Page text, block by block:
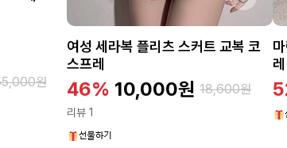
원
여성 세라복 플리츠 스커트 교복 코
스프레
46% 10,000원 18,600원
리뷰 1
레